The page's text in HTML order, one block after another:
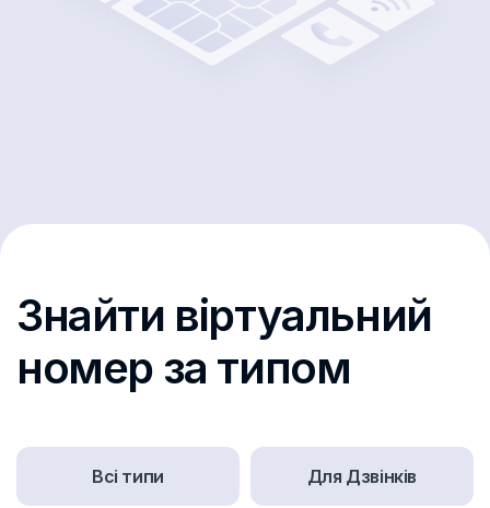
Знайти віртуальний
номер за типом
Всі типи Для Дзвінків